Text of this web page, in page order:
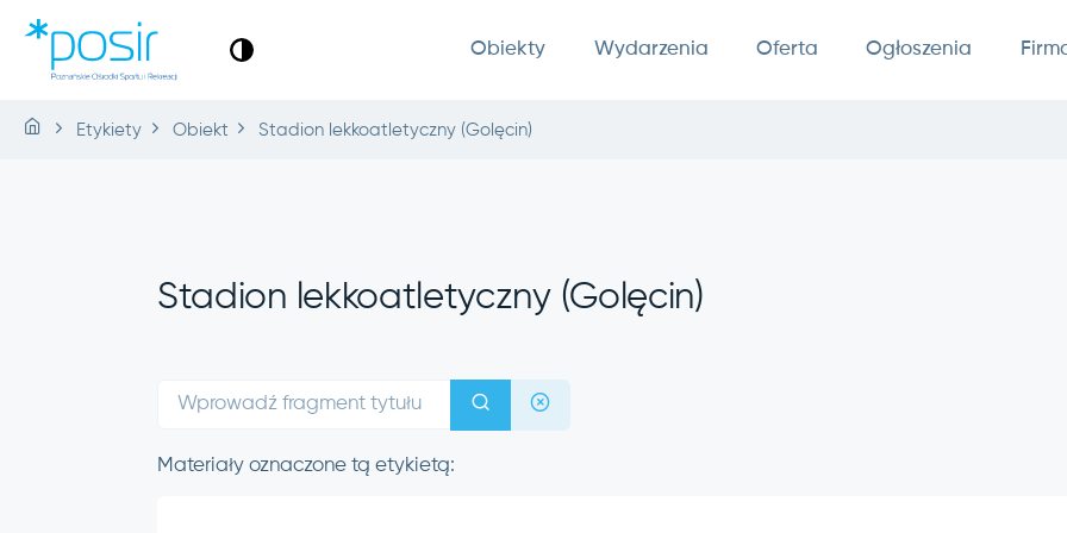
Obiekty Wydarzenia Oferta Ogłoszenia
Etykiety Obiekt Stadion lekkoatletyczny (Golęcin)
Stadion lekkoatletyczny (Golęcin)
Materiały oznaczone tą etykietą: